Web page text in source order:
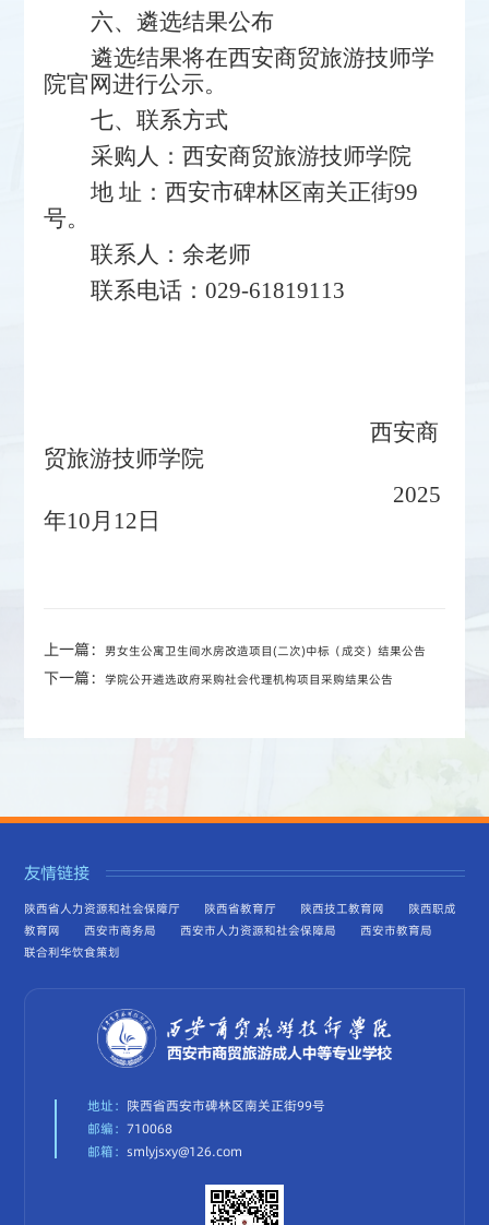
六、遴选结果公布
遴选结果将在西安商贸旅游技师学
院官网进行公示。
七、联系方式
采购人：西安商贸旅游技师学院
地 址：西安市碑林区南关正街99
号。
联系人：余老师
联系电话：029-61819113
西安商
贸旅游技师学院
2025
年10 月 12 日
上一篇： 男女生公寓卫生间水房改造项目(二次)中标（成交）结果公告
下一篇：学院公开遴选政府采购社会代理机构项目采购结果公告
友情链接
陕西省人力资源和社会保障厅 陕西省教育厅 陕西技工教育网
陕西职成
教育网
西安市商务局 西安市人力资源和社会保障局
西安市教育局
联合利华饮食策划
地址： 陕西省西安市碑林区南关正街99号
邮编：710068
邮箱：smlyjsxy@126.com